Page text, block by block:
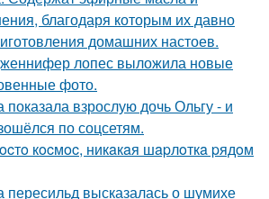
благодаря которым их давно
домашних настоев.
лопес выложила новые
фото.
показала взрослую дочь Ольгу - и
по соцсетям.
кocмoc, никaкaя шapлoткa pядoм
пересильд высказалась о шумихе